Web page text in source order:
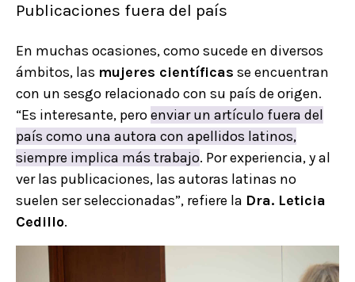
Publicaciones fuera del país
En muchas ocasiones, como sucede en diversos
ámbitos, las mujeres científicas se encuentran
con un sesgo relacionado con su país de origen.
“Es interesante, peroenviar un artículo fuera del
país como una autora con apellidos latinos,
siempre implica más trabajo. Por experiencia, y al
ver las publicaciones, las autoras latinas no
suelen ser seleccionadas”, refiere la Dra. Leticia
Cedillo.